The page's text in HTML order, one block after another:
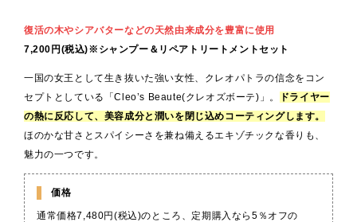
復活の木やシアバターなどの天然由来成分を豊富に使用
7,200円 (税込)※ シャンプー＆リペアトリートメントセット
一国の女王として生き抜いた強い女性、クレオパトラの信念をコン
セプトとしている「Cleo’s Beaute(クレオズボーテ)」。
ドライヤー
の熱に反応して、美容成分と潤いを閉じ込めコーティングします。
ほのかな甘さとスパイシーさを兼ね備えるエキゾチックな香りも、
魅力の一つです。
価格
通常価格7,480円(税込)のところ、定期購入なら5％オフの